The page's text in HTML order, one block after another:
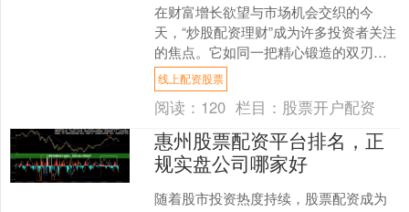
在财富增长欲望与市场机会交织的今
天，“炒股配资理财”成为许多投资者关注
的焦点。它如同一把精心锻造的双刃剑
线上配资股票，用得好可乘风破浪，用
不好则可能伤及自身。理....
线上配资股票
阅读： 120 栏目： 股票开户配资
惠州股票配资平台排名，正
规实盘公司哪家好
随着股市投资热度持续，股票配资成为